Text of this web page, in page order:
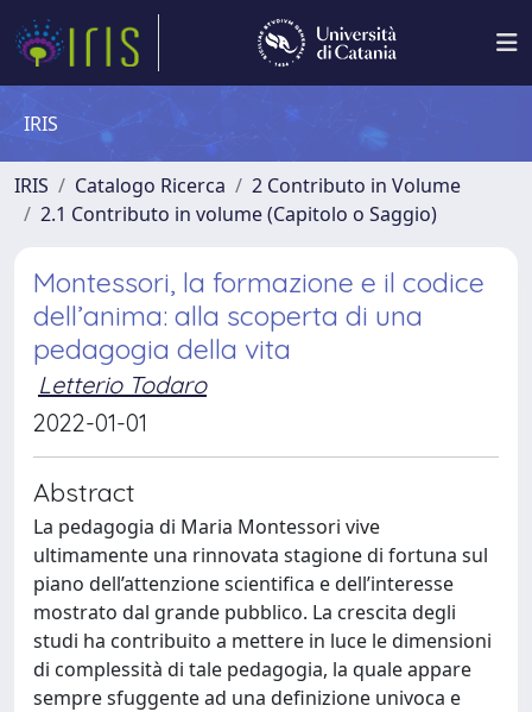
IRIS
IRIS Catalogo Ricerca
2 Contributo in Volume
2.1 Contributo in volume (Capitolo o Saggio)
Montessori, la formazione e il codice
dell’anima: alla scoperta di una
pedagogia della vita
Letterio Todaro
2022-01-01
Abstract
La pedagogia di Maria Montessori vive
ultimamente una rinnovata stagione di fortuna sul
piano dell’attenzione scientifica e dell’interesse
mostrato dal grande pubblico. La crescita degli
studi ha contribuito a mettere in luce le dimensioni
di complessità di tale pedagogia, la quale appare
sempre sfuggente ad una definizione univoca e